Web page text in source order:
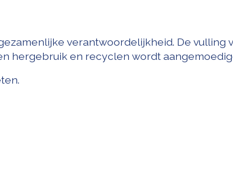
verantwoordelijkheid. De
hergebruik en recyclen wordt